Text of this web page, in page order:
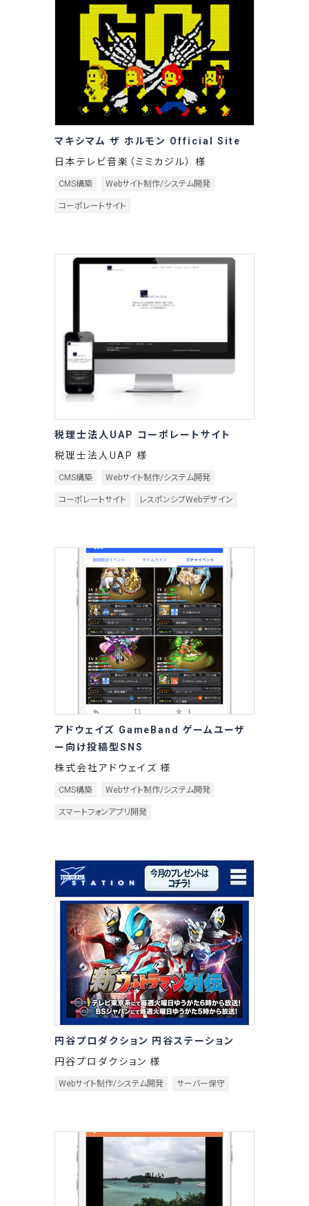
マキシマム ザ ホルモン Official Site
日本テレビ音楽（ミミカジル） 様
CMS構築 Webサイト制作/システム開発
コーポレートサイト
税理士法人UAP コーポレートサイト
税理士法人UAP 様
CMS構築 Webサイト制作/システム開発
コーポレートサイト レスポンシブWebデザイン
アドウェイズ GameBand ゲームユーザ
ー向け投稿型SNS
株式会社アドウェイズ 様
CMS構築 Webサイト制作/システム開発
スマートフォンアプリ開発
円谷プロダクション 円谷ステーション
円谷プロダクション 様
Webサイト制作/システム開発 サーバー保守